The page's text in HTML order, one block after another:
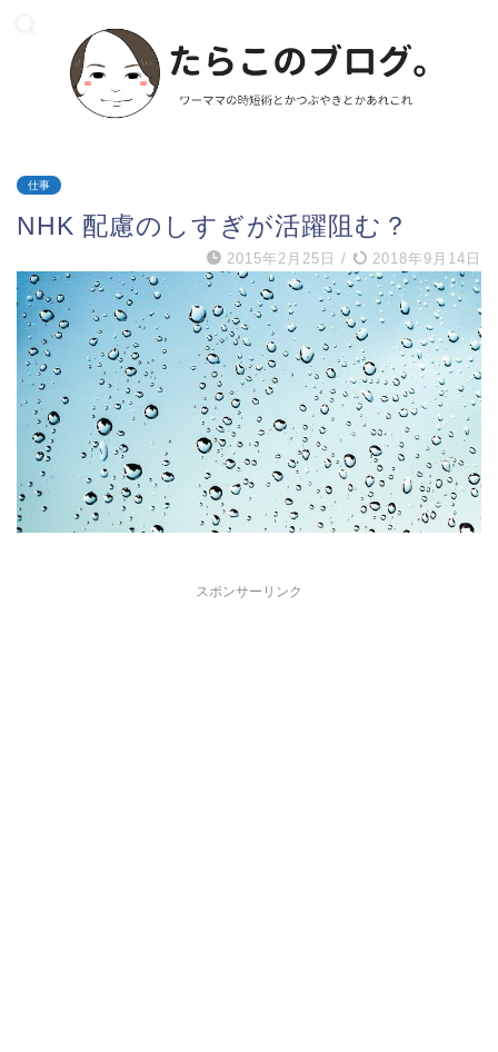
仕事
NHK 配慮のしすぎが活躍阻む？
2015年2月25日 / 2018年9月14日
スポンサーリンク